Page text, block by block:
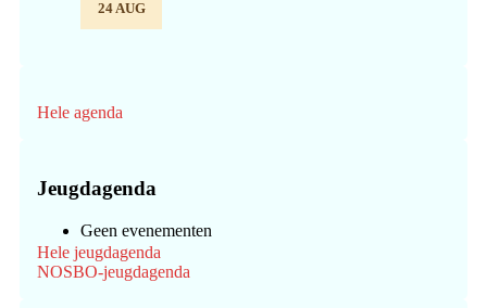
24 AUG
Hele agenda
Jeugdagenda
Geen evenementen
Hele jeugdagenda
NOSBO-jeugdagenda